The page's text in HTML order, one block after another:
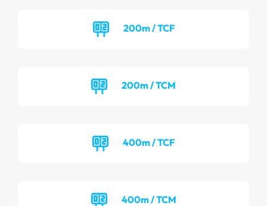
200m / TCF
200m / TCM
400m / TCF
400m / TCM